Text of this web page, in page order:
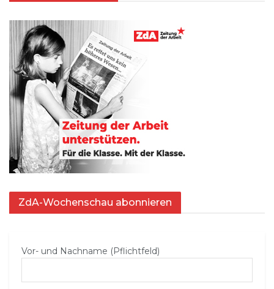
ZdA-Wochenschau abonnieren
Vor- und Nachname (Pflichtfeld)